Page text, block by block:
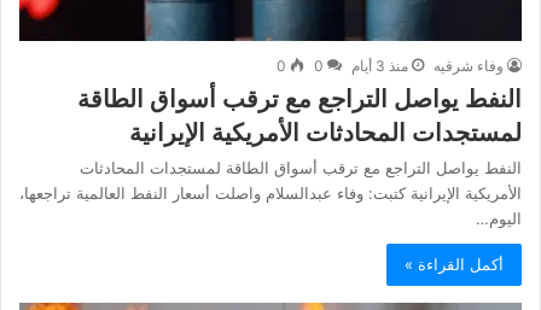
وفاء شرقيه منذ 3 أيام 0
0
النفط يواصل التراجع مع ترقب أسواق الطاقة
لمستجدات المحادثات الأمريكية الإيرانية
النفط يواصل التراجع مع ترقب أسواق الطاقة لمستجدات المحادثات
الأمريكية الإيرانية كتبت: وفاء عبدالسلام واصلت أسعار النفط العالمية تراجعها،
اليوم…
أكمل القراءة »